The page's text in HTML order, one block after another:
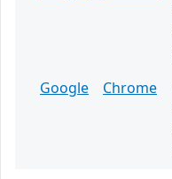
Google
Chrome